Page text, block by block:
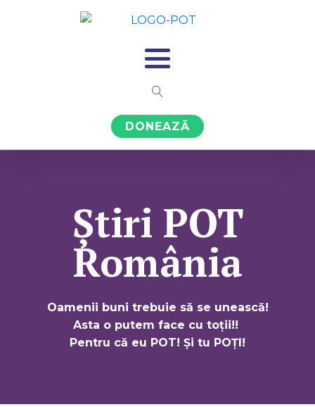
DONEAZĂ
Știri POT
România
Oamenii buni trebuie să se unească!
Asta o putem face cu toții!!
Pentru că eu POT! Și tu POȚI!